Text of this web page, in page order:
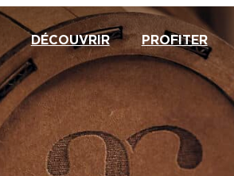
DÉCOUVRIR PROFITER